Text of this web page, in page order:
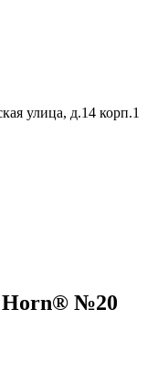
улица, д.14 корп.1
Horn® №20